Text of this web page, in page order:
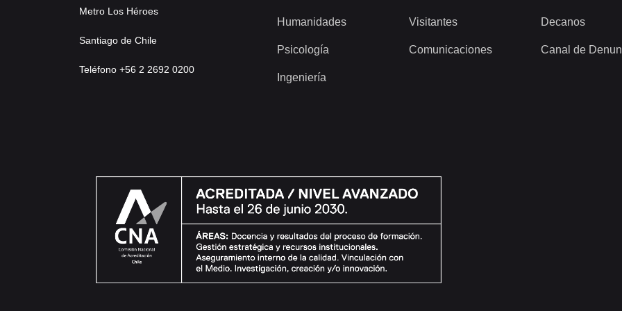
Metro Los Héroes
Santiago de Chile
Teléfono +56 2 2692 0200
Humanidades
Psicología
Ingeniería
Visitantes
Comunicaciones
Decanos
Canal de